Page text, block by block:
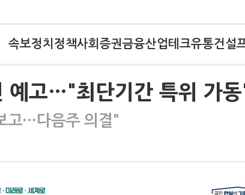
속보정치 정책사회 증권금융산업테크유통건설
예고…"최단기간 특위 가
고…다음주 의결"